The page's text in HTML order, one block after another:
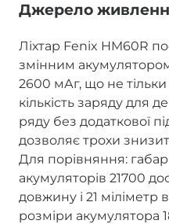
Джерело
Ліхтар Fenix HM60R
змінним
2600 мАг, що не
кількість заряду для
ряду без додаткової
дозволяє трохи
Для порівняння:
акумуляторів 21700
довжину і 21 міліметр
розміри акумулятора